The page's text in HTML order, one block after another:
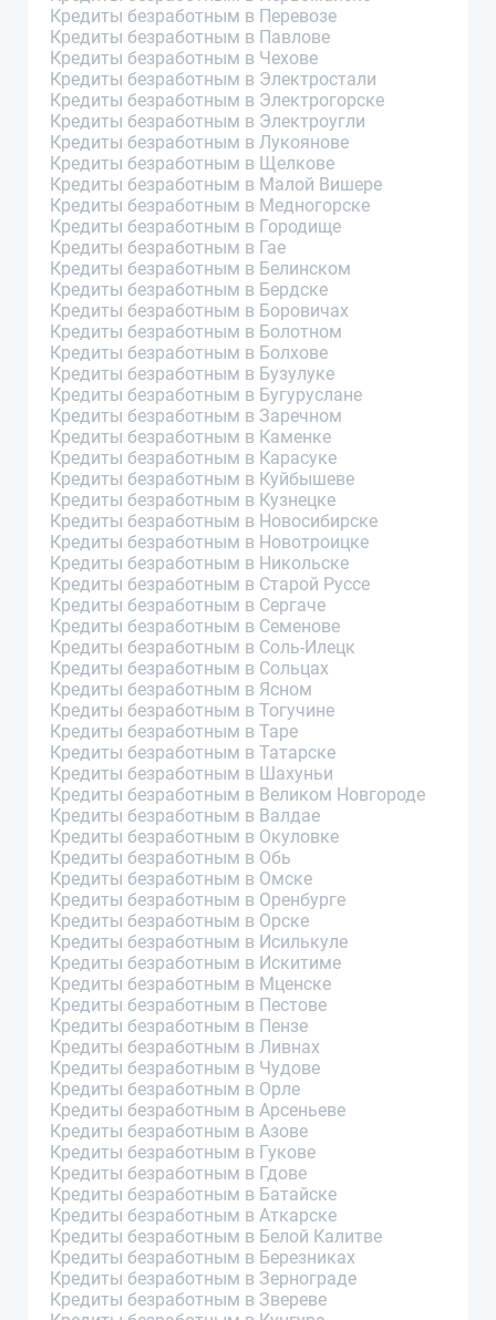
Кредиты безработным в Перевозе
Кредиты безработным в Павлове
Кредиты безработным в Чехове
Кредиты безработным в Электростали
Кредиты безработным в Электрогорске
Кредиты безработным в Электроугли
Кредиты безработным в Лукоянове
Кредиты безработным в Щелкове
Кредиты безработным в Малой Вишере
Кредиты безработным в Медногорске
Кредиты безработным в Городище
Кредиты безработным в Гае
Кредиты безработным в Белинском
Кредиты безработным в Бердске
Кредиты безработным в Боровичах
Кредиты безработным в Болотном
Кредиты безработным в Болхове
Кредиты безработным в Бузулуке
Кредиты безработным в Бугуруслане
Кредиты безработным в Заречном
Кредиты безработным в Каменке
Кредиты безработным в Карасуке
Кредиты безработным в Куйбышеве
Кредиты безработным в Кузнецке
Кредиты безработным в Новосибирске
Кредиты безработным в Новотроицке
Кредиты безработным в Никольске
Кредиты безработным в Старой Руссе
Кредиты безработным в Сергаче
Кредиты безработным в Семенове
Кредиты безработным в Соль-Илецк
Кредиты безработным в Сольцах
Кредиты безработным в Ясном
Кредиты безработным в Тогучине
Кредиты безработным в Таре
Кредиты безработным в Татарске
Кредиты безработным в Шахуньи
Кредиты безработным в Великом Новгороде
Кредиты безработным в Валдае
Кредиты безработным в Окуловке
Кредиты безработным в Обь
Кредиты безработным в Омске
Кредиты безработным в Оренбурге
Кредиты безработным в Орске
Кредиты безработным в Исилькуле
Кредиты безработным в Искитиме
Кредиты безработным в Мценске
Кредиты безработным в Пестове
Кредиты безработным в Пензе
Кредиты безработным в Ливнах
Кредиты безработным в Чудове
Кредиты безработным в Орле
Кредиты безработным в Арсеньеве
Кредиты безработным в Азове
Кредиты безработным в Гукове
Кредиты безработным в Гдове
Кредиты безработным в Батайске
Кредиты безработным в Аткарске
Кредиты безработным в Белой Калитве
Кредиты безработным в Березниках
Кредиты безработным в Зернограде
Кредиты безработным в Звереве